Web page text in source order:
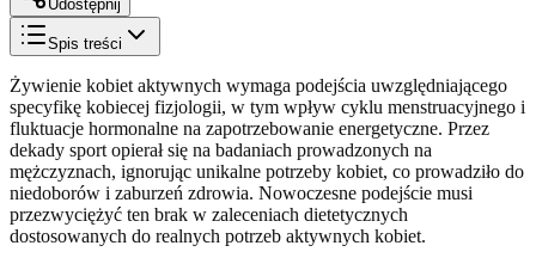
Udostępnij
Spis treści
Żywienie kobiet aktywnych wymaga podejścia uwzględniającego
specyfikę kobiecej fizjologii, w tym wpływ cyklu menstruacyjnego i
fluktuacje hormonalne na zapotrzebowanie energetyczne. Przez
dekady sport opierał się na badaniach prowadzonych na
mężczyznach, ignorując unikalne potrzeby kobiet, co prowadziło do
niedoborów i zaburzeń zdrowia. Nowoczesne podejście musi
przezwyciężyć ten brak w zaleceniach dietetycznych
dostosowanych do realnych potrzeb aktywnych kobiet.